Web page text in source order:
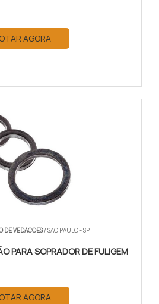
AGORA
DE VEDACOES/ SÃO PAULO - SP
PARA SOPRADOR DE FULIGEM
AGORA